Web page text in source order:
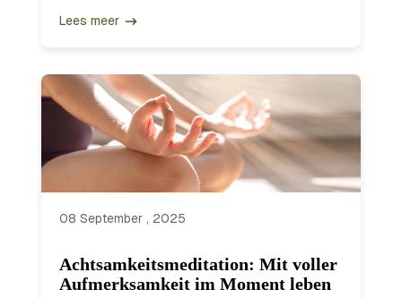
Lees meer
08 September , 2025
Achtsamkeitsmeditation: Mit voller
Aufmerksamkeit im Moment leben